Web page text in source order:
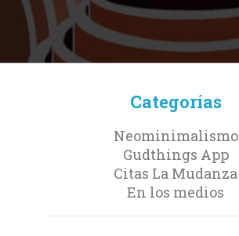
Categorías
Neominimalismo
Gudthings App
Citas La Mudanza
En los medios